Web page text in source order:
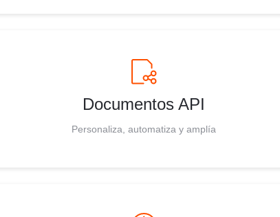
Documentos API
Personaliza, automatiza y amplía